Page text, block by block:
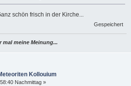
schön frisch in der Kirche...
Gespeichert
mal meine Meinung...
Kollouium
Nachmittag »